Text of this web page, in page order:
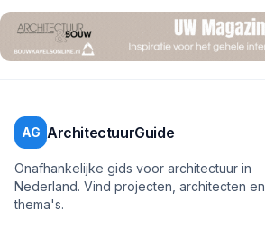
AG ArchitectuurGuide
Onafhankelijke gids voor architectuur in
Nederland. Vind projecten, architecten en
thema's.